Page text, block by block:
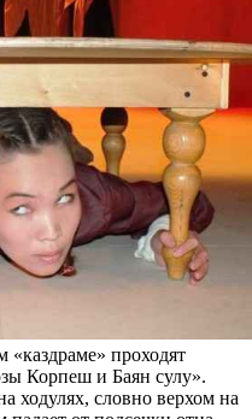
«каздраме» проходят
Корпеш и Баян сулу».
ходулях, словно верхом на